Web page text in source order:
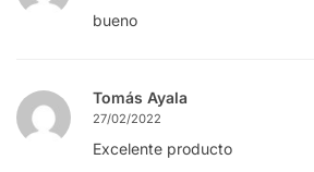
bueno
Tomás Ayala
27/02/2022
Excelente producto